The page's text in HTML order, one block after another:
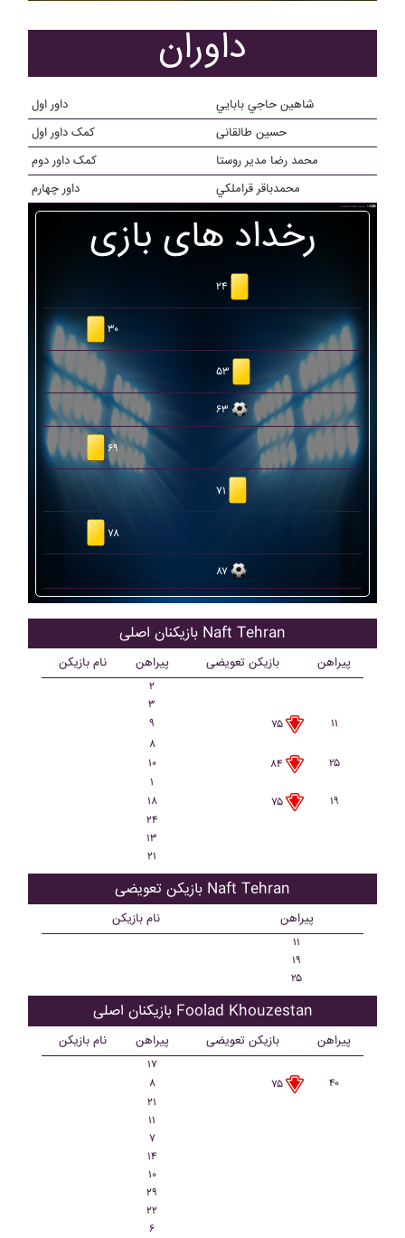
داوران
داور اول
شاهين حاجي بابايي
کمک داور اول
حسین طالقانی
کمک داور دوم
محمد رضا مدیر روستا
داور چهارم
محمدباقر قراملکي
رخداد های بازی
۲۴
۳۰
۵۳
۶۳
۶۹
۷۱
۷۸
۸۷
بازیکنان اصلی Naft Tehran
نام بازیکن پیراهن بازیکن تعویضی پیراهن
۲
۳
۹
۷۵
۱۱
۸
۱۰
۸۴
۲۵
۱
۱۸
۷۵
۱۹
۲۴
۱۳
۲۱
بازیکن تعویضی Naft Tehran
نام بازیکن پیراهن
۱۱
۱۹
۲۵
بازیکنان اصلی Foolad Khouzestan
نام بازیکن پیراهن بازیکن تعویضی پیراهن
۱۷
۸
۷۵
۴۰
۲۱
۱۱
۷
۱۴
۱۰
۲۹
۲۲
۶